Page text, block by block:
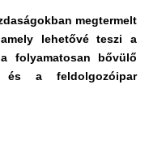
megtermelt
lehetővé teszi a
folyamatosan bővülő
és a feldolgozóipar